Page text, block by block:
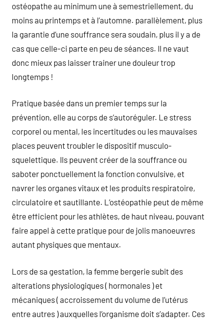
ostéopathe au minimum une à semestriellement, du
moins au printemps et à l’automne. parallèlement, plus
la garantie d’une souffrance sera soudain, plus il y a de
cas que celle-ci parte en peu de séances. Il ne vaut
donc mieux pas laisser trainer une douleur trop
longtemps !
Pratique basée dans un premier temps sur la
prévention, elle au corps de s’autoréguler. Le stress
corporel ou mental, les incertitudes ou les mauvaises
places peuvent troubler le dispositif musculo-
squelettique. Ils peuvent créer de la souffrance ou
saboter ponctuellement la fonction convulsive, et
navrer les organes vitaux et les produits respiratoire,
circulatoire et sautillante. L’ostéopathie peut de même
être efficient pour les athlètes, de haut niveau, pouvant
faire appel à cette pratique pour de jolis manoeuvres
autant physiques que mentaux.
Lors de sa gestation, la femme bergerie subit des
alterations physiologiques ( hormonales ) et
mécaniques ( accroissement du volume de l’utérus
entre autres ) auxquelles l’organisme doit s’adapter. Ces